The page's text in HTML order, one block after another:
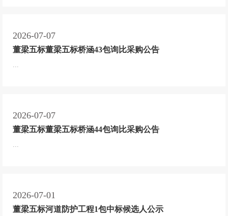
2026-07-07
董梁五标董梁五标桥涵43包询比采购公告
2026-07-07
董梁五标董梁五标桥涵44包询比采购公告
2026-07-01
董梁五标河道防护工程1包中标候选人公示